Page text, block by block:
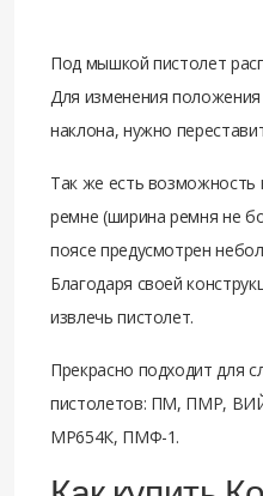
Под мышкой пистолет
Для изменения
наклона, нужно
Так же есть
ремне (ширина ремня не
поясе предусмотрен
Благодаря своей
извлечь пистолет.
Прекрасно подходит для
пистолетов: ПМ, ПМР,
МР654К, ПМФ-1.